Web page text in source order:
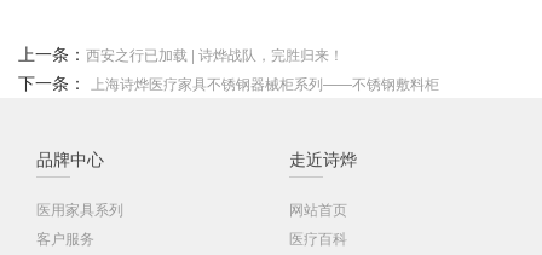
上一条： 西安之行已加载 | 诗烨战队，完胜归来！
下一条： 上海诗烨医疗家具不锈钢器械柜系列——不锈钢敷料柜
品牌中心
医用家具系列
客户服务
走近诗烨
网站首页
医疗百科